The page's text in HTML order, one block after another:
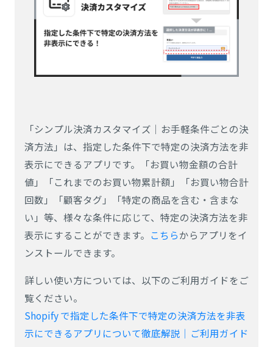
「シンプル決済カスタマイズ｜お手軽条件ごとの決
済方法」は、指定した条件下で特定の決済方法を非
表示にできるアプリです。「お買い物金額の合計
値」「これまでのお買い物累計額」「お買い物合計
回数」「顧客タグ」「特定の商品を含む・含まな
い」等、様々な条件に応じて、特定の決済方法を非
表示にすることができます。 こちらからアプリをイ
ンストールできます。
詳しい使い方については、以下のご利用ガイドをご
覧ください。
Shopify で指定した条件下で特定の決済方法を非表
示にできるアプリについて徹底解説｜ご利用ガイド